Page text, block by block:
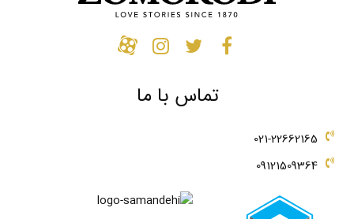
تماس با ما
021-22662165
09121509364